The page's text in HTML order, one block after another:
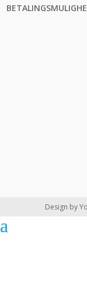
Design by